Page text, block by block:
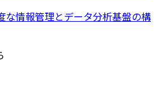
な情報管理とデータ分析基盤の構